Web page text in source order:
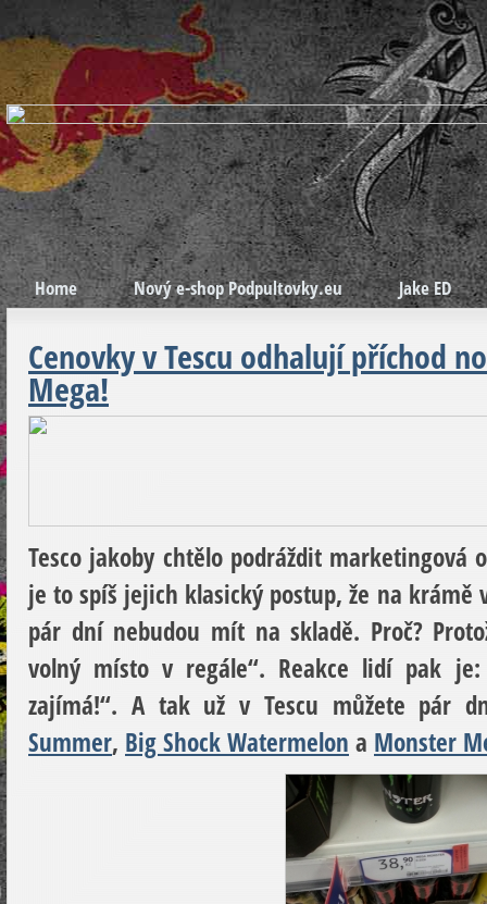
Home Nový e-shop Podpultovky.eu Jake ED
Cenovky v Tescu odhalují příchod
Mega!
Tesco jakoby chtělo podráždit marketingová
je to spíš jejich klasický postup, že na krámě
pár dní nebudou mít na skladě. Proč?
volný místo v regále“. Reakce lidí pak
zajímá!“. A tak už v Tescu můžete pár
Summer, Big Shock Watermelon a Monster